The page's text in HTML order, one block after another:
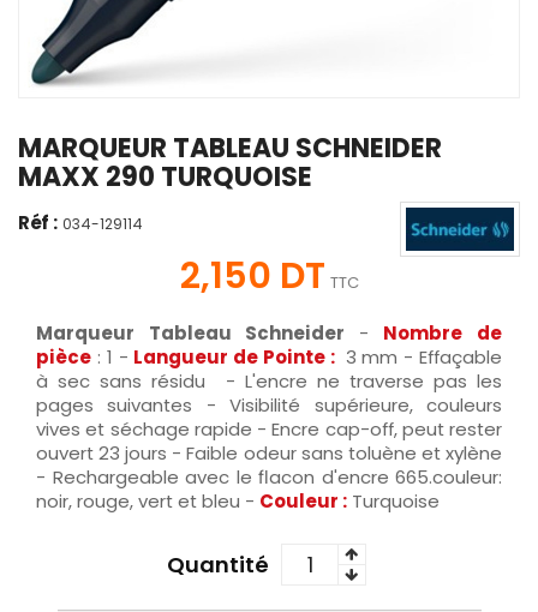
MARQUEUR TABLEAU SCHNEIDER
MAXX 290 TURQUOISE
Réf : 034-129114
2,150 DT TTC
Marqueur Tableau Schneider - Nombre de
pièce : 1 - Langueur de Pointe : 3 mm - Effaçable
à sec sans résidu - L'encre ne traverse pas les
pages suivantes - Visibilité supérieure, couleurs
vives et séchage rapide - Encre cap-off, peut rester
ouvert 23 jours - Faible odeur sans toluène et xylène
- Rechargeable avec le flacon d'encre 665.couleur:
noir, rouge, vert et bleu - Couleur : Turquoise
Quantité